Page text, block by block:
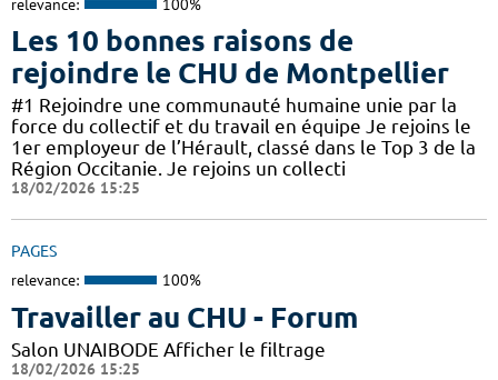
relevance: 100%
Les 10 bonnes raisons de
rejoindre le CHU de Montpellier
#1 Rejoindre une communauté humaine unie par la
force du collectif et du travail en équipe Je rejoins le
1er employeur de l’Hérault, classé dans le Top 3 de la
Région Occitanie. Je rejoins un collecti
18/02/2026 15:25
PAGES
relevance: 100%
Travailler au CHU - Forum
Salon UNAIBODE Afficher le filtrage
18/02/2026 15:25